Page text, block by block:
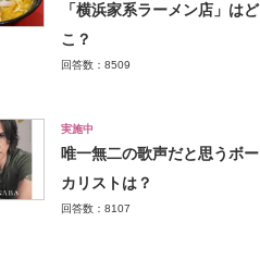
「横浜家系ラーメン店」はど
こ？
回答数：8509
実施中
唯一無二の歌声だと思うボー
カリストは？
回答数：8107